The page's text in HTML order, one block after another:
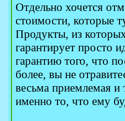
Отдельно хочется
стоимости, которые
Продукты, из которых
гарантирует просто
гарантию того, что
более, вы не
весьма приемлемая и
именно то, что ему